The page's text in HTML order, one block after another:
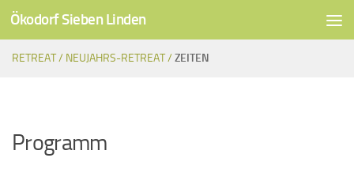
Unter dem Inhalt
Ökodorf Sieben Linden
RETREAT / NEUJAHRS-RETREAT /ZEITEN
Programm